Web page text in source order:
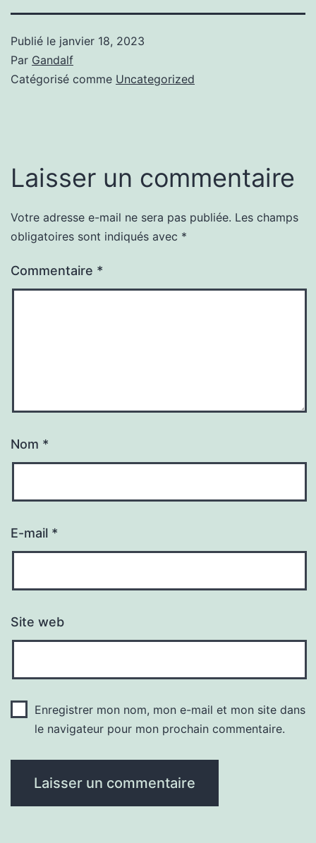
Publié le janvier 18, 2023
Par Gandalf
Catégorisé comme Uncategorized
Laisser un commentaire
Votre adresse e-mail ne sera pas publiée. Les champs
obligatoires sont indiqués avec *
Commentaire *
Nom *
E-mail *
Site web
Enregistrer mon nom, mon e-mail et mon site dans
le navigateur pour mon prochain commentaire.